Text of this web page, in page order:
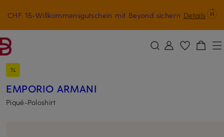
ZUM HAUPTINHALT ÜBERSPRINGEN ZUM SUCHFELD ÜBERSPRINGEN
CHF 15-Willkommensgutschein mit Beyond sichern Details
EMPORIO ARMANI
Piqué-Poloshirt